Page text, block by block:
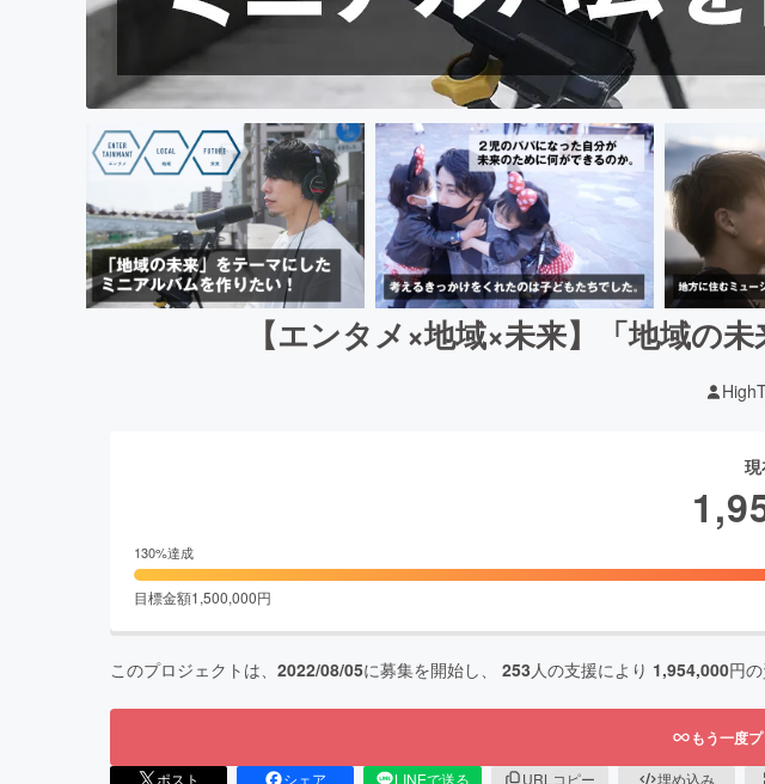
【エンタメ×地域×未来】「地域の
130%達成
目標金額1,500,000円
このプロジェクトは、 2022/08/05に募集を開始し、 253人の支援により 1,954,000円
もう一度
ポスト シェア LINEで送る URLコピー 埋め込み